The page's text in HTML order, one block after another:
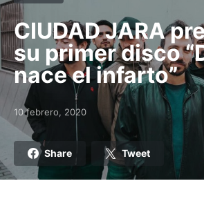
CIUDAD JARA
su primer disco
nace el infarto”
Posted on
10 febrero, 2020
Share Tweet